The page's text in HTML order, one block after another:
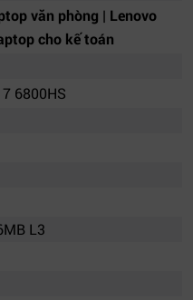
văn phòng | Lenovo
cho kế toán
6800HS
L3